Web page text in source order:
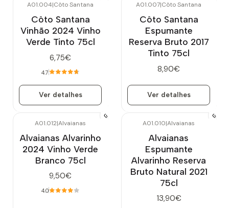
A01.004|Côto Santana
Côto Santana
Vinhão 2024 Vinho
Verde Tinto 75cl
6,75€
4.7
Ver detalhes
A01.007|Côto Santana
Côto Santana
Espumante
Reserva Bruto 2017
Tinto 75cl
8,90€
Ver detalhes
A01.012|Alvaianas
Alvaianas Alvarinho
2024 Vinho Verde
Branco 75cl
9,50€
4.0
A01.010|Alvaianas
Alvaianas
Espumante
Alvarinho Reserva
Bruto Natural 2021
75cl
13,90€